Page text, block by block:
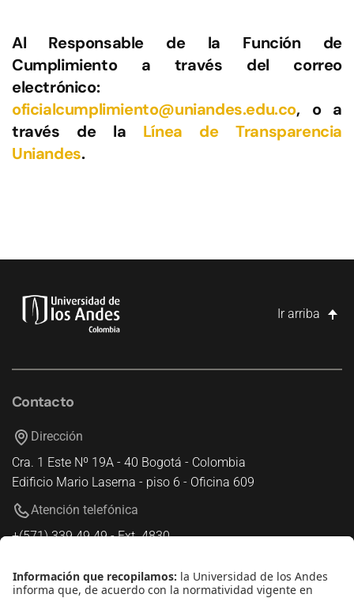
Al Responsable de la Función de
Cumplimiento a través del correo
electrónico:
oficialcumplimiento@uniandes.edu.co, o a
través de la Línea de Transparencia
Uniandes.
Ir arriba
Contacto
Dirección
Cra. 1 Este Nº 19A - 40 Bogotá - Colombia
Edificio Mario Laserna - piso 6 - Oficina 609
Atención telefónica
+(571) 339 49 49 - Ext. 4830